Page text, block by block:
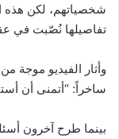
شخصياتهم، لكن هذه
تفاصيلها نُصّبت في
وأثار الفيديو موجة
ساخراً: “أتمنى أن
بينما طرح آخرون